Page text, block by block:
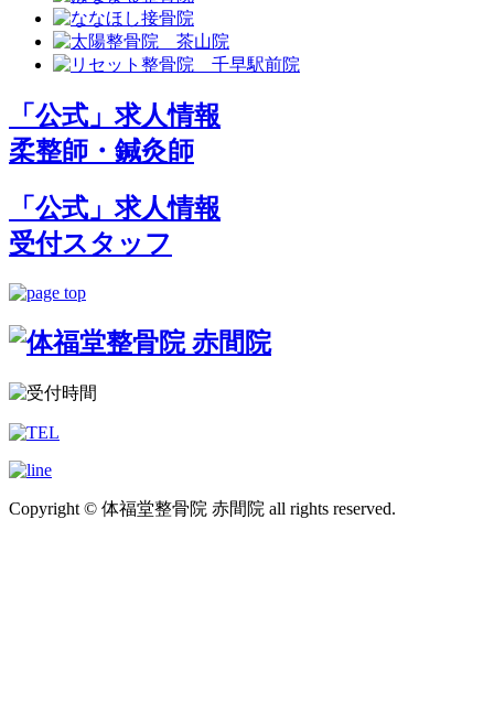
「公式」求人情報
柔整師・鍼灸師
「公式」求人情報
受付スタッフ
Copyright © 体福堂整骨院 赤間院 all rights reserved.